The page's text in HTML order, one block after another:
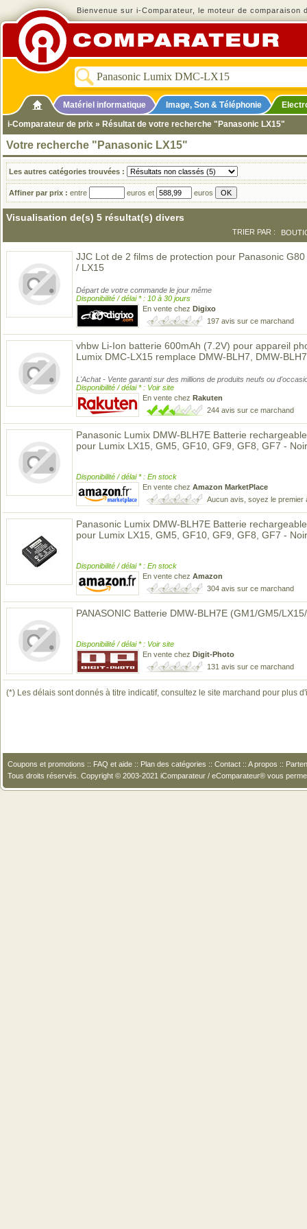
Bienvenue sur i-Comparateur, le moteur de comparaison
Matériel informatique Image, Son & Téléphonie
i-Comparateur de prix » Résultat de votre recherche "Panasonic LX15"
Votre recherche "Panasonic LX15"
Les autres catégories trouvées :
Affiner par prix : entre euros et euros
Visualisation de(s) 5 résultat(s) divers
TRIER PAR :
JJC Lot de 2 films de protection pour Panasonic
/ LX15
Départ de votre commande le jour même
Disponibilité / délai * : 10 à 30 jours
En vente chez Digixo
197 avis sur ce marchand
vhbw Li-Ion batterie 600mAh (7.2V) pour appareil
Lumix DMC-LX15 remplace DMW-BLH7, DMW-
L'Achat - Vente garanti sur des millions de produits neufs ou
Disponibilité / délai * : Voir site
En vente chez Rakuten
244 avis sur ce marchand
Panasonic Lumix DMW-BLH7E Batterie
pour Lumix LX15, GM5, GF10, GF9, GF8, GF7 - Noir
Disponibilité / délai * : En stock
En vente chez Amazon MarketPlace
Aucun avis, soyez le premier
Panasonic Lumix DMW-BLH7E Batterie
pour Lumix LX15, GM5, GF10, GF9, GF8, GF7 - Noir
Disponibilité / délai * : En stock
En vente chez Amazon
304 avis sur ce marchand
PANASONIC Batterie DMW-BLH7E (GM1/GM5/
Disponibilité / délai * : Voir site
En vente chez Digit-Photo
131 avis sur ce marchand
(*) Les délais sont donnés à titre indicatif, consultez le site marchand pour plus
Coupons et promotions :: FAQ et aide :: Plan des catégories :: Contact :: A propos ::
Tous droits réservés. Copyright © 2003-2021 iComparateur / eComparateur® vous